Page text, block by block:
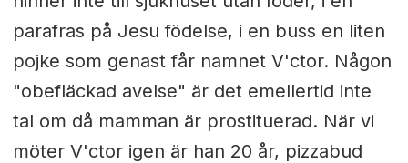
parafras på Jesu födelse, i en buss en liten
pojke som genast får namnet V'ctor. Någon
"obefläckad avelse" är det emellertid inte
tal om då mamman är prostituerad. När vi
möter V'ctor igen är han 20 år, pizzabud